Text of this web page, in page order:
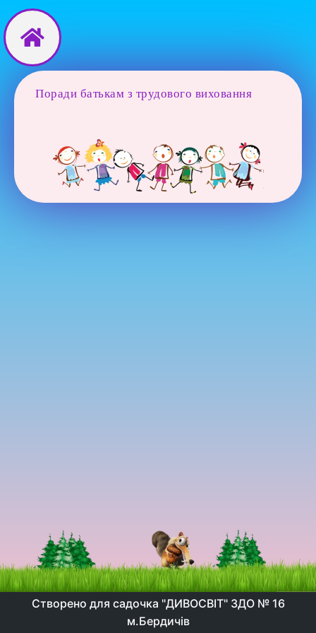
Перейти
до
Поради батькам з трудового виховання
Створено для садочка "ДИВОСВІТ" ЗДО № 16
м.Бердичів